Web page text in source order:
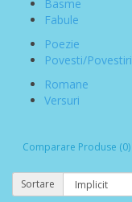
Basme
Fabule
Poezie
Povesti/Povestiri
Romane
Versuri
Comparare Produse (0)
Sortare